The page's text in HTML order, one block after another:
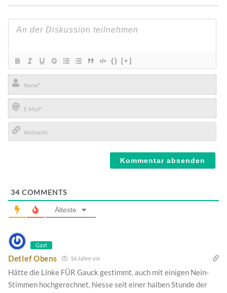
{} [+]
Name*
E-
Mail*
34 COMMENTS
Älteste
Gast
Detlef Obens 16 Jahre vor
Hätte die Linke FÜR Gauck gestimmt, auch mit einigen Nein-
Stimmen hochgerechnet, hiesse seit einer halben Stunde der